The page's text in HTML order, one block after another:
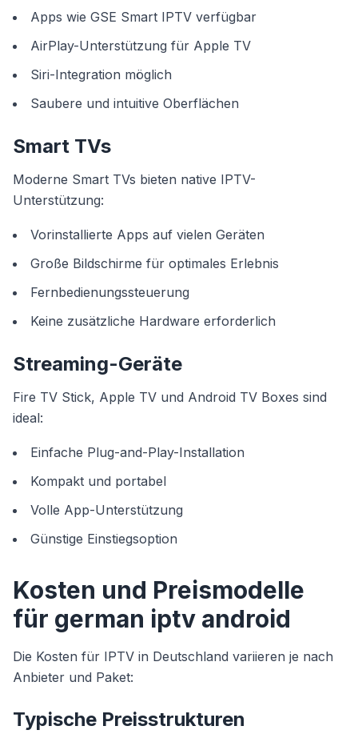
Apps wie GSE Smart IPTV verfügbar
AirPlay-Unterstützung für Apple TV
Siri-Integration möglich
Saubere und intuitive Oberflächen
Smart TVs
Moderne Smart TVs bieten native IPTV-
Unterstützung:
Vorinstallierte Apps auf vielen Geräten
Große Bildschirme für optimales Erlebnis
Fernbedienungssteuerung
Keine zusätzliche Hardware erforderlich
Streaming-Geräte
Fire TV Stick, Apple TV und Android TV Boxes sind
ideal:
Einfache Plug-and-Play-Installation
Kompakt und portabel
Volle App-Unterstützung
Günstige Einstiegsoption
Kosten und Preismodelle
für german iptv android
Die Kosten für IPTV in Deutschland variieren je nach
Anbieter und Paket:
Typische Preisstrukturen